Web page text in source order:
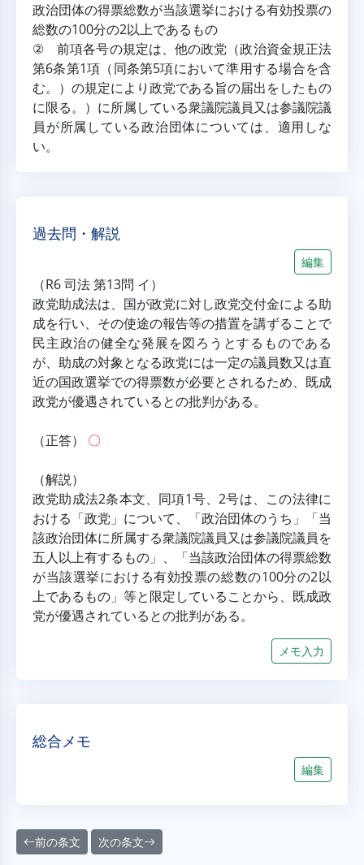
政治団体の得票総数が当該選挙における有効投票の
総数の100分の2以上であるもの
② 前項各号の規定は、他の政党（政治資金規正法
第6条第1項（同条第5項において準用する場合を含
む。）の規定により政党である旨の届出をしたもの
に限る。）に所属している衆議院議員又は参議院議
員が所属している政治団体については、適用しな
い。
過去問・解説
編集
（R6 司法 第13問 イ）
政党助成法は、国が政党に対し政党交付金による助
成を行い、その使途の報告等の措置を講ずることで
民主政治の健全な発展を図ろうとするものである
が、助成の対象となる政党には一定の議員数又は直
近の国政選挙での得票数が必要とされるため、既成
政党が優遇されているとの批判がある。
（正答） 〇
（解説）
政党助成法2条本文、同項1号、2号は、この法律に
おける「政党」について、「政治団体のうち」「当
該政治団体に所属する衆議院議員又は参議院議員を
五人以上有するもの」、「当該政治団体の得票総数
が当該選挙における有効投票の総数の100分の2以
上であるもの」等と限定していることから、既成政
党が優遇されているとの批判がある。
メモ入力
総合メモ
編集
前の条文 次の条文